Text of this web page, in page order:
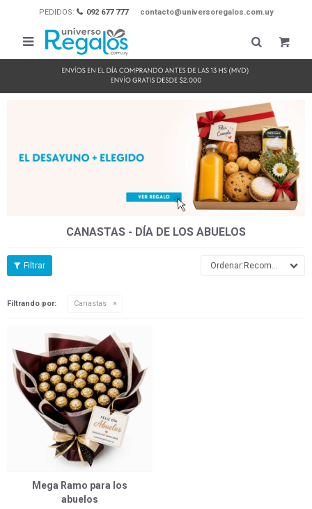
PEDIDOS: 092 677 777 contacto@universoregalos.com.uy

CANASTAS - DÍA DE LOS ABUELOS
Recomendados
Filtrando por: Canastas
Mega Ramo para los
abuelos